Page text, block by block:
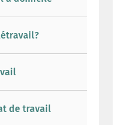
de travail